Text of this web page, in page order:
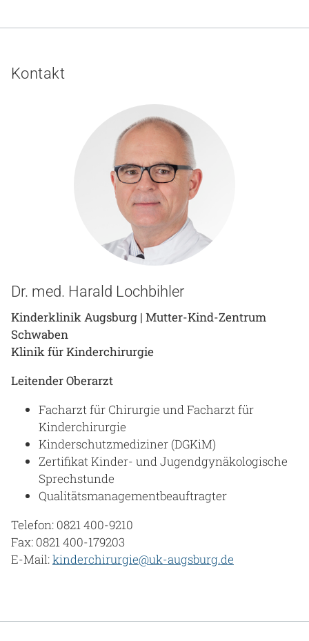
Kontakt
Dr. med. Harald Lochbihler
Kinderklinik Augsburg | Mutter-Kind-Zentrum
Schwaben
Klinik für Kinderchirurgie
Leitender Oberarzt
Facharzt für Chirurgie und Facharzt für
Kinderchirurgie
Kinderschutzmediziner (DGKiM)
Zertifikat Kinder- und Jugendgynäkologische
Sprechstunde
Qualitätsmanagementbeauftragter
Telefon: 0821 400-9210
Fax: 0821 400-179203
E-Mail:kinderchirurgie@uk-augsburg.de